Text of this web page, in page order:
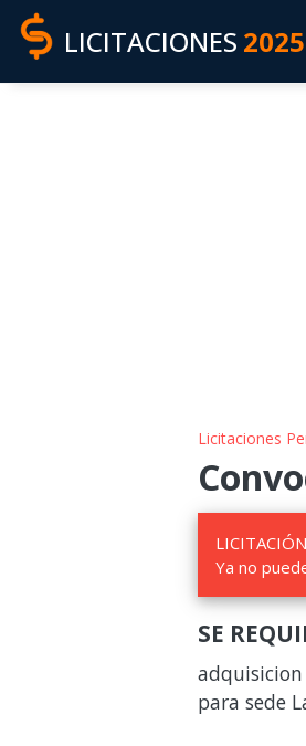
LICITACIONES 2025
Licitaciones
Ya no
SE
para sede